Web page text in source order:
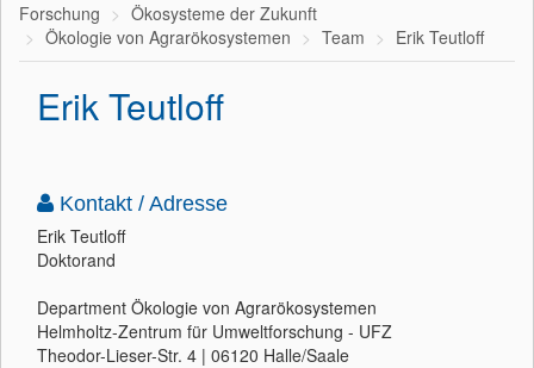
Forschung
Ökosysteme der Zukunft
Ökologie von Agrarökosystemen
Team Erik Teutloff
Erik Teutloff
Kontakt / Adresse
Erik Teutloff
Doktorand
Department Ökologie von Agrarökosystemen
Helmholtz-Zentrum für Umweltforschung - UFZ
Theodor-Lieser-Str. 4 | 06120 Halle/Saale